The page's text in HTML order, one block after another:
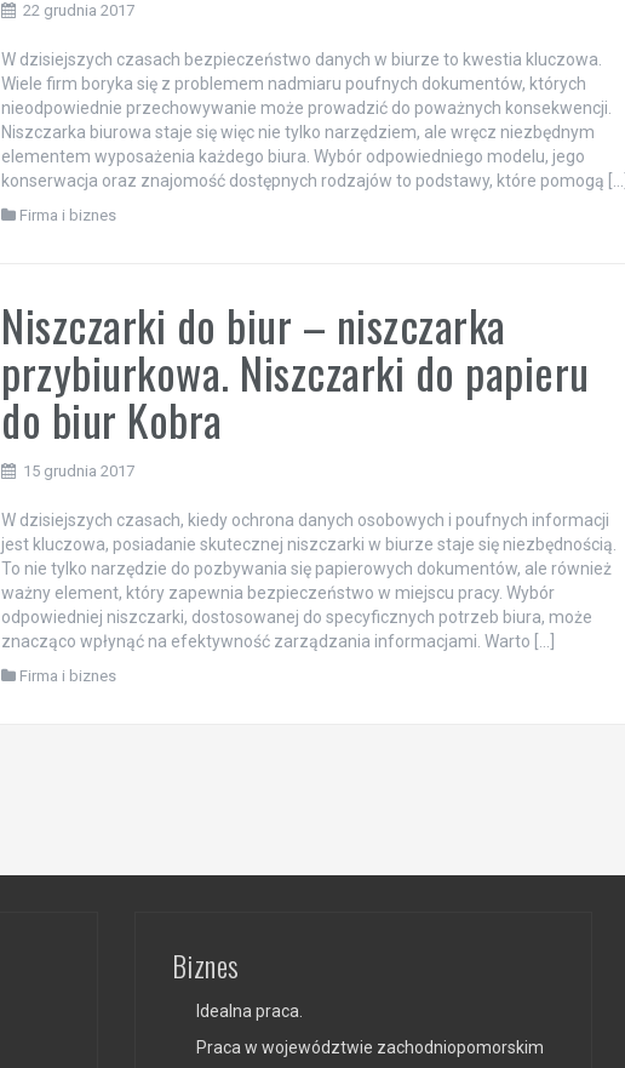
22 grudnia 2017
W dzisiejszych czasach bezpieczeństwo danych w biurze to kwestia kluczowa.
Wiele firm boryka się z problemem nadmiaru poufnych dokumentów, których
nieodpowiednie przechowywanie może prowadzić do poważnych konsekwencji.
Niszczarka biurowa staje się więc nie tylko narzędziem, ale wręcz niezbędnym
elementem wyposażenia każdego biura. Wybór odpowiedniego modelu, jego
konserwacja oraz znajomość dostępnych rodzajów to podstawy, które pomogą […]
Firma i biznes
Niszczarki do biur – niszczarka
przybiurkowa. Niszczarki do papieru
do biur Kobra
15 grudnia 2017
W dzisiejszych czasach, kiedy ochrona danych osobowych i poufnych informacji
jest kluczowa, posiadanie skutecznej niszczarki w biurze staje się niezbędnością.
To nie tylko narzędzie do pozbywania się papierowych dokumentów, ale również
ważny element, który zapewnia bezpieczeństwo w miejscu pracy. Wybór
odpowiedniej niszczarki, dostosowanej do specyficznych potrzeb biura, może
znacząco wpłynąć na efektywność zarządzania informacjami. Warto […]
Firma i biznes
Biznes
Idealna praca.
Praca w województwie zachodniopomorskim